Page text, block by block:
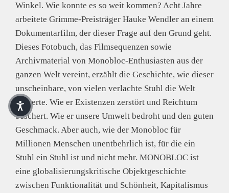
Winkel. Wie konnte es so weit kommen? Acht Jahre
arbeitete Grimme-Preisträger Hauke Wendler an einem
Dokumentarfilm, der dieser Frage auf den Grund geht.
Dieses Fotobuch, das Filmsequenzen sowie
Archivmaterial von Monobloc-Enthusiasten aus der
ganzen Welt vereint, erzählt die Geschichte, wie dieser
unscheinbare, von vielen verlachte Stuhl die Welt
eroberte. Wie er Existenzen zerstört und Reichtum
beschert. Wie er unsere Umwelt bedroht und den guten
Geschmack. Aber auch, wie der Monobloc für
Millionen Menschen unentbehrlich ist, für die ein
Stuhl ein Stuhl ist und nicht mehr. MONOBLOC ist
eine globalisierungskritische Objektgeschichte
zwischen Funktionalität und Schönheit, Kapitalismus